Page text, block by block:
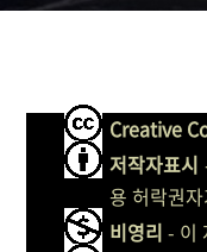
Creative
저작자표시
용 허락권
비영리 - 이